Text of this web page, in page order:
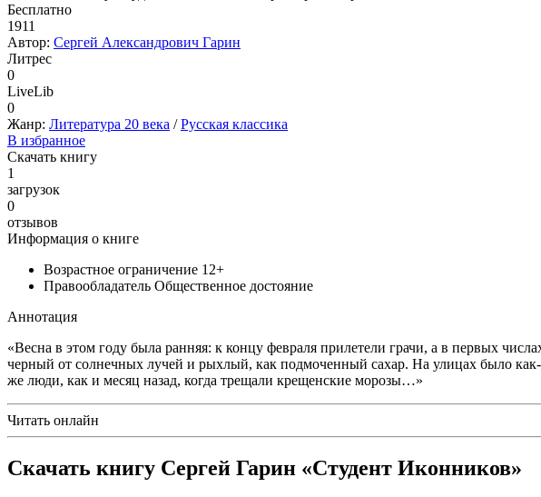
Бесплатно
1911
Автор: Сергей Александрович Гарин
Литрес
0
LiveLib
0
Жанр: Литература 20 века /Русская классика
В избранное
Скачать книгу
1
загрузок
0
отзывов
Информация о книге
Возрастное ограничение 12+
Правообладатель Общественное достояние
Аннотация
«Весна в этом году была ранняя: к концу февраля прилетели грачи, а в первых
черный от солнечных лучей и рыхлый, как подмоченный сахар. На улицах было
же люди, как и месяц назад, когда трещали крещенские морозы…»
Читать онлайн
Скачать книгу Сергей Гарин «Студент Иконников»